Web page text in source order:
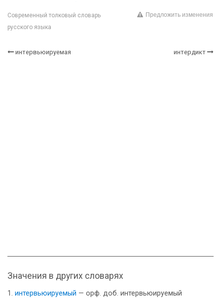
Современный толковый словарь
русского языка
Предложить изменения
интервьюируемая интердикт
Значения в других словарях
интервьюируемый — орф. доб. интервьюируемый